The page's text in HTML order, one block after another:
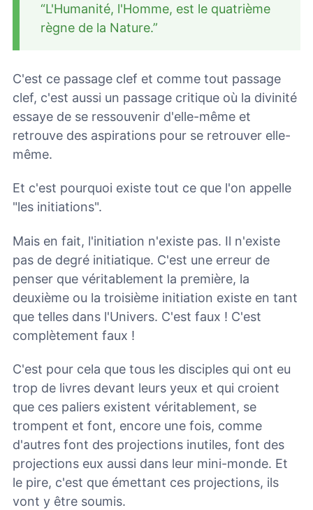
“L'Humanité, l'Homme, est le quatrième
règne de la Nature.”
C'est ce passage clef et comme tout passage
clef, c'est aussi un passage critique où la divinité
essaye de se ressouvenir d'elle-même et
retrouve des aspirations pour se retrouver elle-
même.
Et c'est pourquoi existe tout ce que l'on appelle
"les initiations".
Mais en fait, l'initiation n'existe pas. Il n'existe
pas de degré initiatique. C'est une erreur de
penser que véritablement la première, la
deuxième ou la troisième initiation existe en tant
que telles dans l'Univers. C'est faux ! C'est
complètement faux !
C'est pour cela que tous les disciples qui ont eu
trop de livres devant leurs yeux et qui croient
que ces paliers existent véritablement, se
trompent et font, encore une fois, comme
d'autres font des projections inutiles, font des
projections eux aussi dans leur mini-monde. Et
le pire, c'est que émettant ces projections, ils
vont y être soumis.